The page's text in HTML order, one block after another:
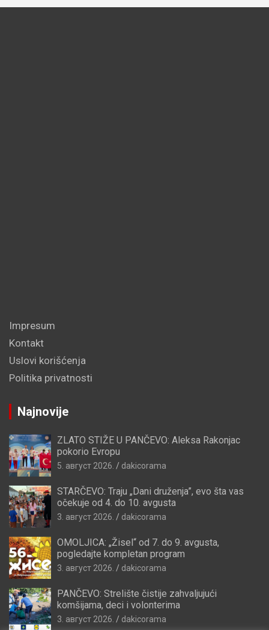
Impresum
Kontakt
Uslovi korišćenja
Politika privatnosti
Najnovije
ZLATO STIŽE U PANČEVO: Aleksa Rakonjac
pokorio Evropu
5. август 2026. dakicorama
STARČEVO: Traju „Dani druženja”, evo šta vas
očekuje od 4. do 10. avgusta
3. август 2026. dakicorama
OMOLJICA: „Žisel“ od 7. do 9. avgusta,
pogledajte kompletan program
3. август 2026. dakicorama
PANČEVO: Strelište čistije zahvaljujući
komšijama, deci i volonterima
3. август 2026. dakicorama